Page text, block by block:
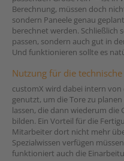
Berechnung, müssen doch
sondern Paneele genau
berechnet werden. Schließlich
passen, sondern auch gut in
Und funktionieren sollte es
Nutzung für die
customX wird dabei intern
genutzt, um die Tore zu
lassen, die dann wiederum
bilden. Ein Vorteil für die
Mitarbeiter dort nicht mehr
Spezialwissen verfügen
funktioniert auch die